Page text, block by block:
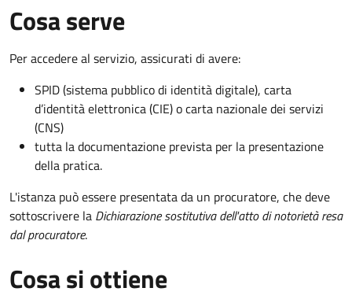
Cosa serve
Per accedere al servizio, assicurati di avere:
SPID (sistema pubblico di identità digitale), carta
d’identità elettronica (CIE) o carta nazionale dei servizi
(CNS)
tutta la documentazione prevista per la presentazione
della pratica.
L'istanza può essere presentata da un procuratore, che deve
sottoscrivere la Dichiarazione sostitutiva dell'atto di notorietà resa
dal procuratore.
Cosa si ottiene